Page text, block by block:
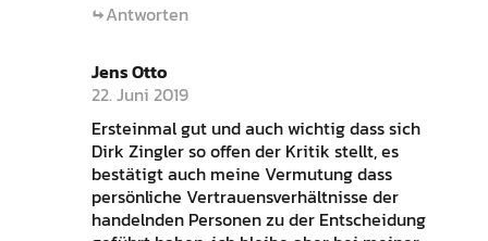
Antworten
Jens Otto
22. Juni 2019
Ersteinmal gut und auch wichtig dass sich
Dirk Zingler so offen der Kritik stellt, es
bestätigt auch meine Vermutung dass
persönliche Vertrauensverhältnisse der
handelnden Personen zu der Entscheidung